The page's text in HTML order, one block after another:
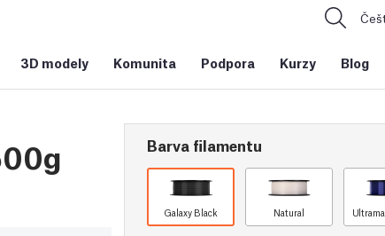
3D modely Komunita Podpora Kurzy Blog
Barva filamentu
Galaxy Black Natural